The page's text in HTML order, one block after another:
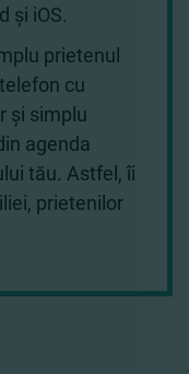
și iOS.
prietenul
cu
și simplu
agenda
tău. Astfel, îi
prietenilor